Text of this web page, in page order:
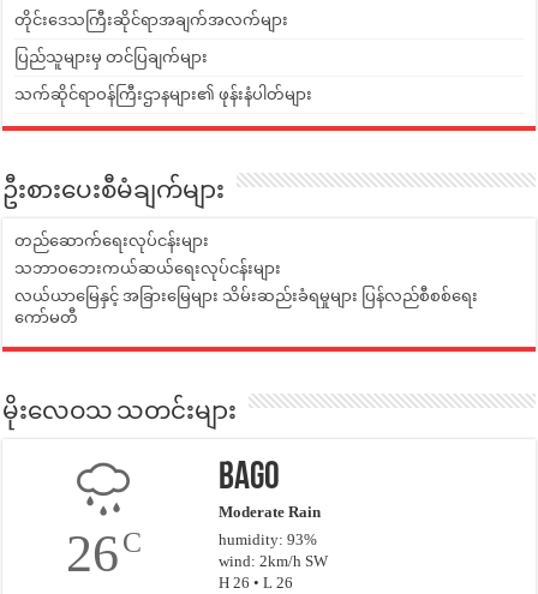
တိုင်းဒေသကြီးဆိုင်ရာအချက်အလက်များ
ပြည်သူများမှ တင်ပြချက်များ
သက်ဆိုင်ရာဝန်ကြီးဌာနများ၏ ဖုန်းနံပါတ်များ
ဦးစားပေးစီမံချက်များ
တည်ဆောက်ရေးလုပ်ငန်းများ
သဘာဝဘေးကယ်ဆယ်ရေးလုပ်ငန်းများ
လယ်ယာမြေနှင့် အခြားမြေများ သိမ်းဆည်းခံရမှုများ ပြန်လည်စီစစ်ရေး
ကော်မတီ
မိုးလေဝသ သတင်းများ
26C
Bago
Moderate Rain
humidity: 93%
wind: 2km/h SW
H 26 • L 26